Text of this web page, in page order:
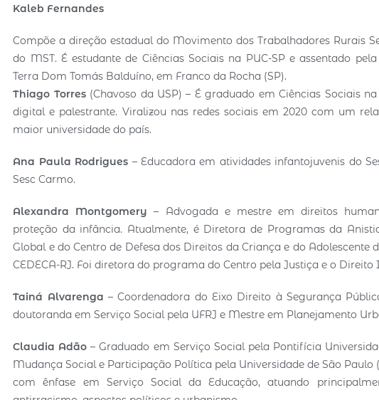
Kaleb Fernandes
Compõe a direção estadual do Movimento dos Trabalhadores Rurais
do MST. É estudante de Ciências Sociais na PUC-SP e assentado
Terra Dom Tomás Balduíno, em Franco da Rocha (SP).
Thiago Torres(Chavoso da USP) – É graduado em Ciências Sociais
digital e palestrante. Viralizou nas redes sociais em 2020 com um
maior universidade do país.
Ana Paula Rodrigues – Educadora em atividades infantojuvenis do
Sesc Carmo.
Alexandra Montgomery – Advogada e mestre em direitos
proteção da infância. Atualmente, é Diretora de Programas da
Global e do Centro de Defesa dos Direitos da Criança e do Adolescente
CEDECA-RJ. Foi diretora do programa do Centro pela Justiça e o
Tainá Alvarenga – Coordenadora do Eixo Direito à Segurança
doutoranda em Serviço Social pela UFRJ e Mestre em Planejamento
Claudia Adão – Graduado em Serviço Social pela Pontifícia
Mudança Social e Participação Política pela Universidade de São Paulo
com ênfase em Serviço Social da Educação, atuando